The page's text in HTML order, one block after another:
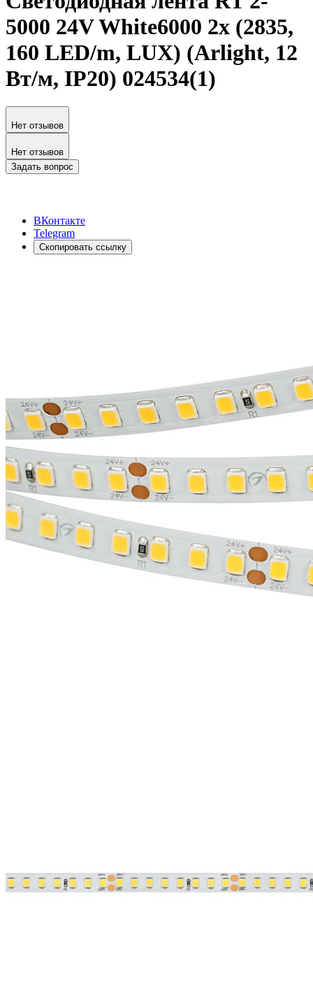
5000 24V White6000 2x (2835,
160 LED/m, LUX) (Arlight, 12
Вт/м, IP20) 024534(1)
Нет отзывов
Нет отзывов
Задать вопрос
ВКонтакте
Telegram
Скопировать ссылку